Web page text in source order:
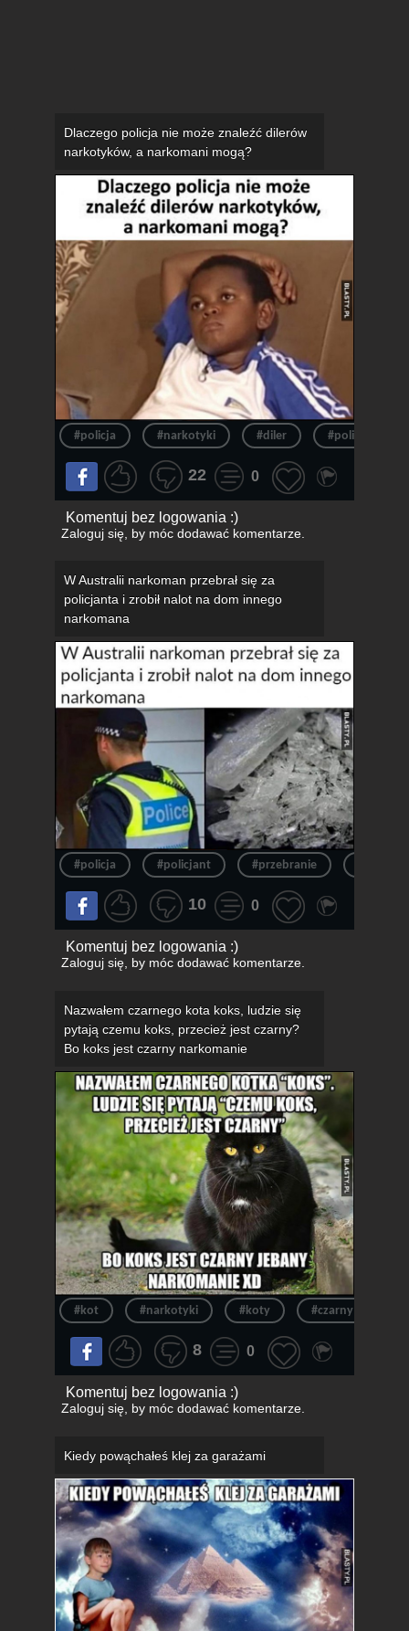
Dlaczego policja nie może znaleźć dilerów
narkotyków, a narkomani mogą?
#policja #narkotyki #diler #policjant
22 0
Komentuj bez logowania :)
Zaloguj się, by móc dodawać komentarze.
W Australii narkoman przebrał się za
policjanta i zrobił nalot na dom innego
narkomana
#policja #policjant #przebranie
10 0
Komentuj bez logowania :)
Zaloguj się, by móc dodawać komentarze.
Nazwałem czarnego kota koks, ludzie się
pytają czemu koks, przecież jest czarny?
Bo koks jest czarny narkomanie
#kot #narkotyki #koty #czarny
8 0
Komentuj bez logowania :)
Zaloguj się, by móc dodawać komentarze.
Kiedy powąchałeś klej za garażami